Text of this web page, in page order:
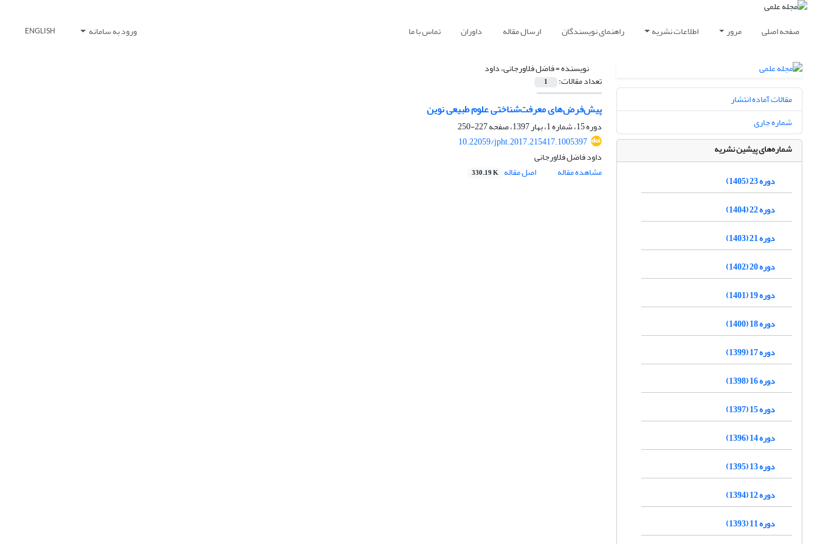
صفحه اصلی مرور اطلاعات نشریه راهنمای نویسندگان ارسال مقاله داوران تماس با ما ورود به سامانه ENGLISH
نویسنده =فاضل فلاورجانی، داود
تعداد مقالات: 1
پیش‌فرض‌های معرفت‌شناختی علوم طبیعی نوین
دوره 15، شماره 1، بهار 1397، صفحه
227-250
10.22059/jpht.2017.215417.1005397
داود فاضل فلاورجانی
مشاهده مقاله
اصل مقاله 330.19 K
مقالات آماده انتشار
شماره جاری
شماره‌های پیشین نشریه
دوره 23 (1405)
دوره 22 (1404)
دوره 21 (1403)
دوره 20 (1402)
دوره 19 (1401)
دوره 18 (1400)
دوره 17 (1399)
دوره 16 (1398)
دوره 15 (1397)
دوره 14 (1396)
دوره 13 (1395)
دوره 12 (1394)
دوره 11 (1393)